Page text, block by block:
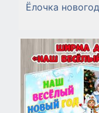
Ёлочка